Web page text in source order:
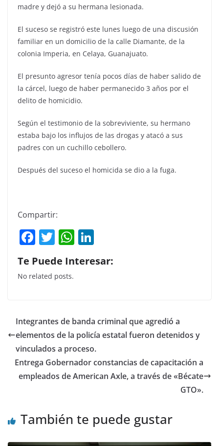
madre y dejó a su hermana lesionada.
El suceso se registró este lunes luego de una discusión
familiar en un domicilio de la calle Diamante, de la
colonia Imperia, en Celaya, Guanajuato.
El presunto agresor tenía pocos días de haber salido de
la cárcel, luego de haber permanecido 3 años por el
delito de homicidio.
Según el testimonio de la sobreviviente, su hermano
estaba bajo los influjos de las drogas y atacó a sus
padres con un cuchillo cebollero.
Después del suceso el homicida se dio a la fuga.
Compartir:
F
a
c
e
o
o
k
T
w
itt
er
W
h
at
p
p
k
n
Te Puede Interesar:
No related posts.
Integrantes de banda criminal que agredió a
elementos de la policía estatal fueron detenidos y
vinculados a proceso.
Entrega Gobernador constancias de capacitación a
empleados de American Axle, a través de «Bécate
GTO».
También te puede gustar